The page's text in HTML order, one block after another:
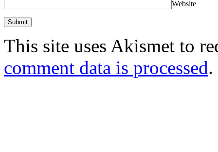
Website
This site uses Akismet to
comment data is processed.